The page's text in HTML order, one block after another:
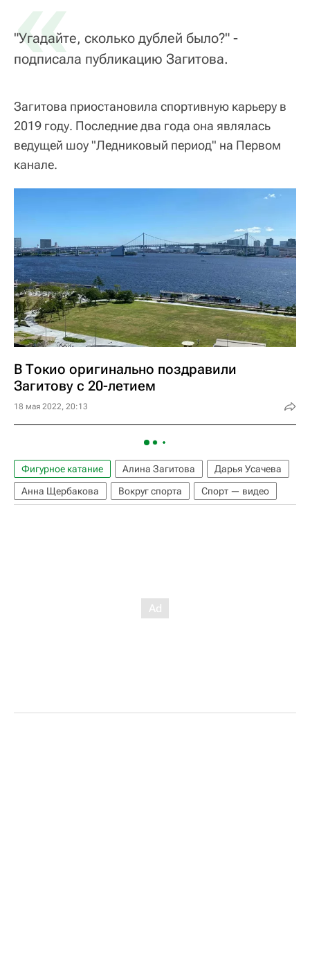
"Угадайте, сколько дублей было?" -
подписала публикацию Загитова.
Загитова приостановила спортивную карьеру в
2019 году. Последние два года она являлась
ведущей шоу "Ледниковый период" на Первом
канале.
В Токио оригинально поздравили
Загитову с 20-летием
18 мая 2022, 20:13
Фигурное катание Алина Загитова
Дарья Усачева
Анна Щербакова
Вокруг спорта Спорт — видео